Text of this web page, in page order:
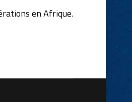
en Afrique.